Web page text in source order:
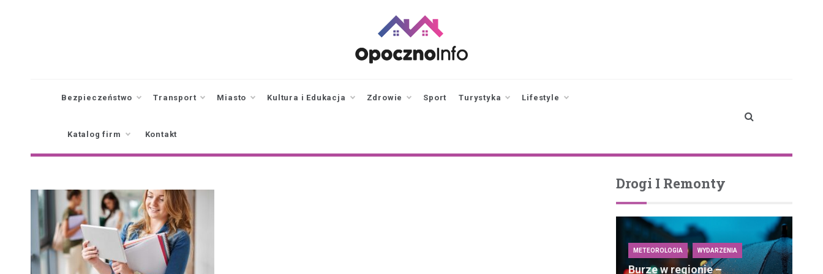
Bezpieczeństwo Transport Miasto Kultura i Edukacja Zdrowie Sport Turystyka Lifestyle
Katalog firm Kontakt
Drogi I Remonty
METEOROLOGIA WYDARZENIA
Burze w regionie –